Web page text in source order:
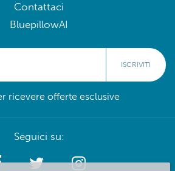
Contattaci
BluepillowAI
ISCRIVITI
ricevere offerte esclusive
Seguici su: